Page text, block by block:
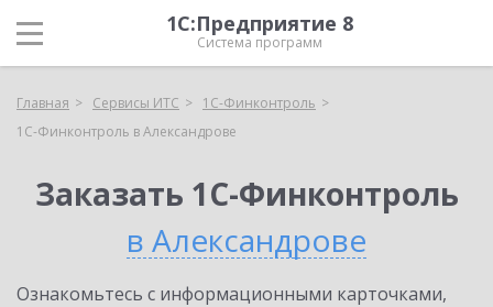
1С:Предприятие 8
Система программ
Главная Сервисы ИТС
1С-Финконтроль
1С-Финконтроль в Александрове
Заказать 1С-Финконтроль
в Александрове
Ознакомьтесь с информационными карточками,